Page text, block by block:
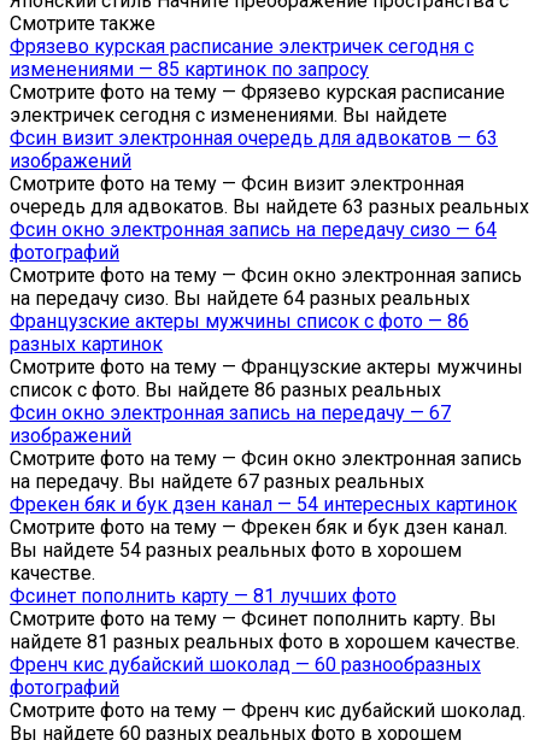
Смотрите также
Фрязево курская расписание электричек сегодня с
изменениями — 85 картинок по запросу
Смотрите фото на тему — Фрязево курская расписание
электричек сегодня с изменениями. Вы найдете
Фсин визит электронная очередь для адвокатов — 63
изображений
Смотрите фото на тему — Фсин визит электронная
очередь для адвокатов. Вы найдете 63 разных реальных
Фсин окно электронная запись на передачу сизо — 64
фотографий
Смотрите фото на тему — Фсин окно электронная запись
на передачу сизо. Вы найдете 64 разных реальных
Французские актеры мужчины список с фото — 86
разных картинок
Смотрите фото на тему — Французские актеры мужчины
список с фото. Вы найдете 86 разных реальных
Фсин окно электронная запись на передачу — 67
изображений
Смотрите фото на тему — Фсин окно электронная запись
на передачу. Вы найдете 67 разных реальных
Фрекен бяк и бук дзен канал — 54 интересных картинок
Смотрите фото на тему — Фрекен бяк и бук дзен канал.
Вы найдете 54 разных реальных фото в хорошем
качестве.
Фсинет пополнить карту — 81 лучших фото
Смотрите фото на тему — Фсинет пополнить карту. Вы
найдете 81 разных реальных фото в хорошем качестве.
Френч кис дубайский шоколад — 60 разнообразных
фотографий
Смотрите фото на тему — Френч кис дубайский шоколад.
Вы найдете 60 разных реальных фото в хорошем